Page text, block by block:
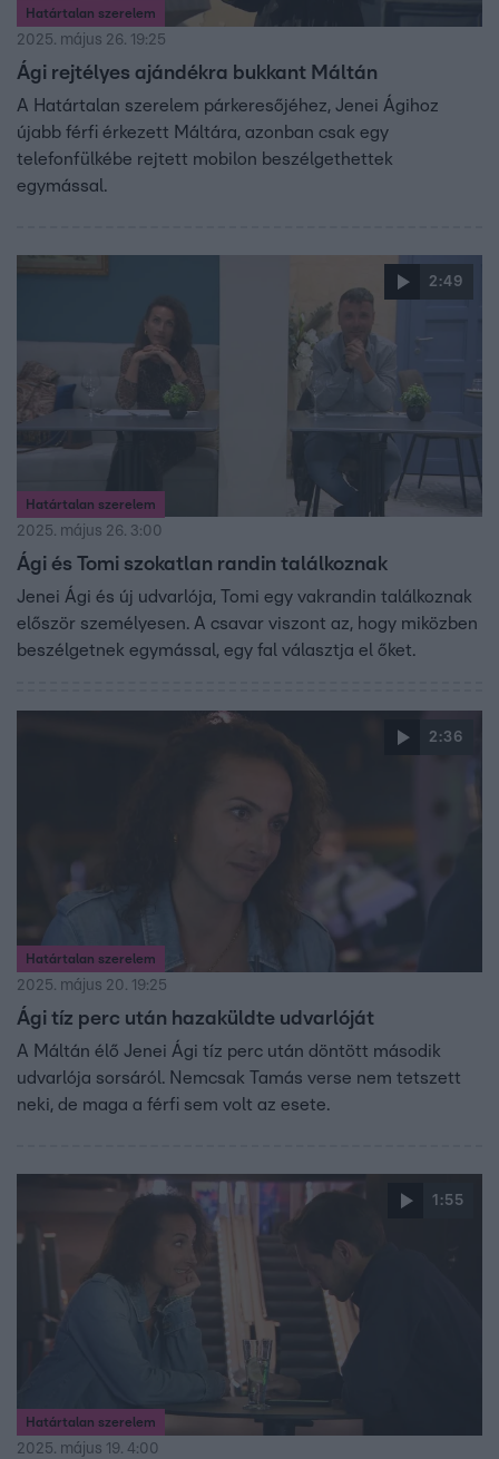
Határtalan szerelem
2025. május 26. 19:25
Ági rejtélyes ajándékra bukkant Máltán
A Határtalan szerelem párkeresőjéhez, Jenei Ágihoz
újabb férfi érkezett Máltára, azonban csak egy
telefonfülkébe rejtett mobilon beszélgethettek
egymással.
2:49
Határtalan szerelem
2025. május 26. 3:00
Ági és Tomi szokatlan randin találkoznak
Jenei Ági és új udvarlója, Tomi egy vakrandin találkoznak
először személyesen. A csavar viszont az, hogy miközben
beszélgetnek egymással, egy fal választja el őket.
2:36
Határtalan szerelem
2025. május 20. 19:25
Ági tíz perc után hazaküldte udvarlóját
A Máltán élő Jenei Ági tíz perc után döntött második
udvarlója sorsáról. Nemcsak Tamás verse nem tetszett
neki, de maga a férfi sem volt az esete.
1:55
Határtalan szerelem
2025. május 19. 4:00